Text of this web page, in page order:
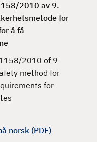
2010 av 9.
for
å få
1158/2010 of 9
method for
for
norsk (PDF)